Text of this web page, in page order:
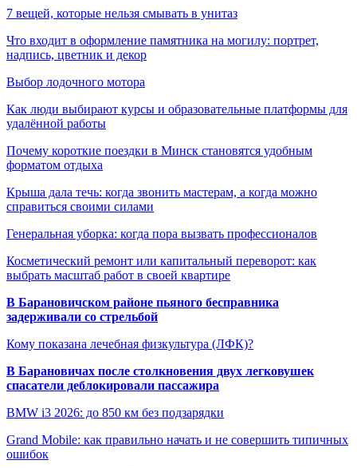
7 вещей, которые нельзя смывать в унитаз
Что входит в оформление памятника на могилу: портрет,
надпись, цветник и декор
Выбор лодочного мотора
Как люди выбирают курсы и образовательные платформы для
удалённой работы
Почему короткие поездки в Минск становятся удобным
форматом отдыха
Крыша дала течь: когда звонить мастерам, а когда можно
справиться своими силами
Генеральная уборка: когда пора вызвать профессионалов
Косметический ремонт или капитальный переворот: как
выбрать масштаб работ в своей квартире
В Барановичском районе пьяного бесправника
задерживали со стрельбой
Кому показана лечебная физкультура (ЛФК)?
В Барановичах после столкновения двух легковушек
спасатели деблокировали пассажира
BMW i3 2026: до 850 км без подзарядки
Grand Mobile: как правильно начать и не совершить типичных
ошибок